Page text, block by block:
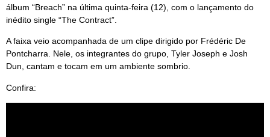
álbum “Breach” na última quinta-feira (12), com o lançamento do
inédito single “The Contract”.
A faixa veio acompanhada de um clipe dirigido por Frédéric De
Pontcharra. Nele, os integrantes do grupo, Tyler Joseph e Josh
Dun, cantam e tocam em um ambiente sombrio.
Confira: